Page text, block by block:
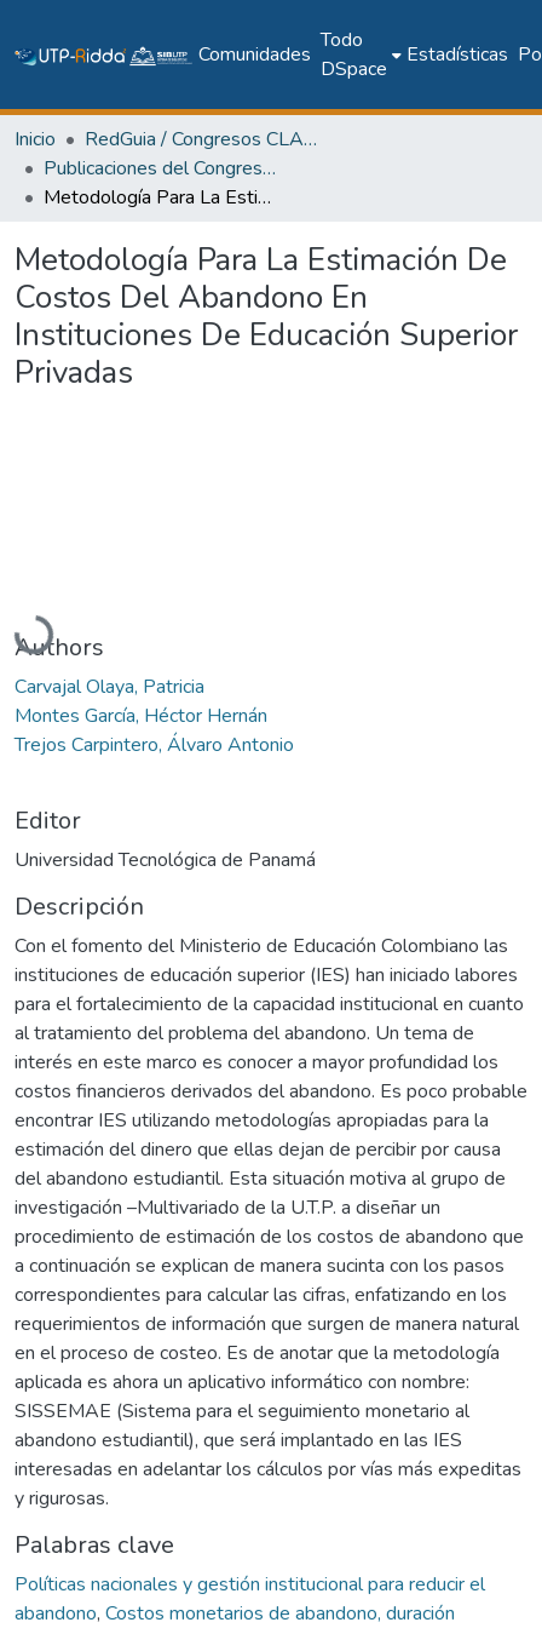
Comunidades
Todo
DSpace
Estadísticas
Inicio
RedGuia / Congresos CLABES
Publicaciones del Congreso Internacional CLABES
Metodología Para La Estimación De Costos Del Abandono En Instituciones De Educación Superior Privadas
Metodología Para La Estimación De
Costos Del Abandono En
Instituciones De Educación Superior
Privadas
Cargando...
Authors
Carvajal Olaya, Patricia
Montes García, Héctor Hernán
Trejos Carpintero, Álvaro Antonio
Editor
Universidad Tecnológica de Panamá
Descripción
Con el fomento del Ministerio de Educación Colombiano las
instituciones de educación superior (IES) han iniciado labores
para el fortalecimiento de la capacidad institucional en cuanto
al tratamiento del problema del abandono. Un tema de
interés en este marco es conocer a mayor profundidad los
costos financieros derivados del abandono. Es poco probable
encontrar IES utilizando metodologías apropiadas para la
estimación del dinero que ellas dejan de percibir por causa
del abandono estudiantil. Esta situación motiva al grupo de
investigación –Multivariado de la U.T.P. a diseñar un
procedimiento de estimación de los costos de abandono que
a continuación se explican de manera sucinta con los pasos
correspondientes para calcular las cifras, enfatizando en los
requerimientos de información que surgen de manera natural
en el proceso de costeo. Es de anotar que la metodología
aplicada es ahora un aplicativo informático con nombre:
SISSEMAE (Sistema para el seguimiento monetario al
abandono estudiantil), que será implantado en las IES
interesadas en adelantar los cálculos por vías más expeditas
y rigurosas.
Palabras clave
Políticas nacionales y gestión institucional para reducir el
abandono, Costos monetarios de abandono, duración